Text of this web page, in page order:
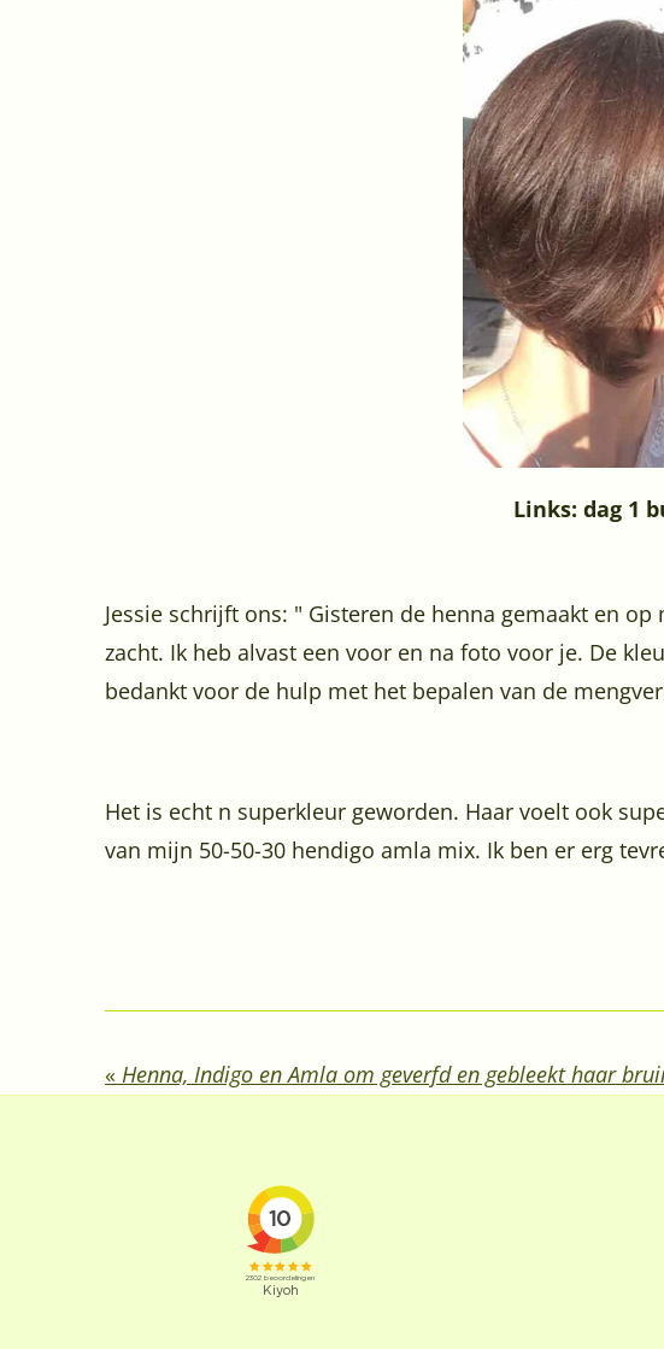
Links: dag 1
Jessie schrijft ons: " Gisteren de henna gemaakt en
zacht. Ik heb alvast een voor en na foto voor je. De
bedankt voor de hulp met het bepalen van de
Het is echt n superkleur geworden. Haar voelt ook
van mijn 50-50-30 hendigo amla mix. Ik ben er erg
«